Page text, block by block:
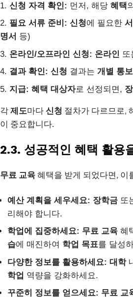
신청 자격 확인: 먼저, 해당 혜택
필요 서류 준비: 신청에 필요한
명서 등)
온라인/오프라인 신청: 온라인 또
결과 확인: 신청 결과는 개별 통보
지급: 혜택 대상자로 선정되면,
각제도마다신청 절차가 다르므로,
이 중요합니다.
2.3. 성공적인 혜택 활용
무료 교육혜택을 받게 되었다면, 이
예산 계획을 세우세요: 장학금 또
리해야 합니다.
학업에 집중하세요: 무료 교육 혜
습에 매진하여 학업 목표를 달성
다양한 정보를 활용하세요: 대학
학업 역량을 강화하세요.
꾸준히 정보를 얻으세요: 무료 교